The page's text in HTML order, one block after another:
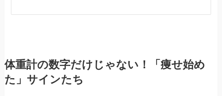
体重計の数字だけじゃない！「痩せ始め
た」サインたち